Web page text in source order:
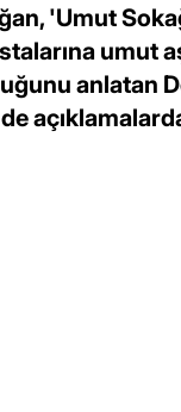
'Umut
umut
anlatan